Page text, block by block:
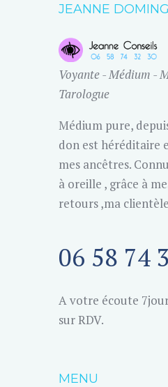
JEANNE
Voyante - Médium -
Tarologue
Médium pure,
don est héréditaire
mes ancêtres.
à oreille , grâce à
retours ,ma
06 58 74
A votre écoute
sur RDV.
MENU